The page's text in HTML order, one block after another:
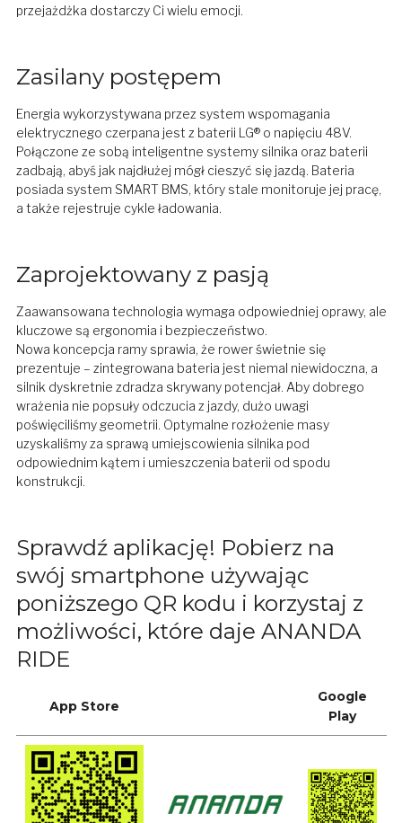
przejażdżka dostarczy Ci wielu emocji.
Zasilany postępem
Energia wykorzystywana przez system wspomagania
elektrycznego czerpana jest z baterii LG® o napięciu 48V.
Połączone ze sobą inteligentne systemy silnika oraz baterii
zadbają, abyś jak najdłużej mógł cieszyć się jazdą. Bateria
posiada system SMART BMS, który stale monitoruje jej pracę,
a także rejestruje cykle ładowania.
Zaprojektowany z pasją
Zaawansowana technologia wymaga odpowiedniej oprawy, ale
kluczowe są ergonomia i bezpieczeństwo.
Nowa koncepcja ramy sprawia, że rower świetnie się
prezentuje – zintegrowana bateria jest niemal niewidoczna, a
silnik dyskretnie zdradza skrywany potencjał. Aby dobrego
wrażenia nie popsuły odczucia z jazdy, dużo uwagi
poświęciliśmy geometrii. Optymalne rozłożenie masy
uzyskaliśmy za sprawą umiejscowienia silnika pod
odpowiednim kątem i umieszczenia baterii od spodu
konstrukcji.
Sprawdź aplikację! Pobierz na
swój smartphone używając
poniższego QR kodu i korzystaj z
możliwości, które daje ANANDA
RIDE
App Store
Google
Play